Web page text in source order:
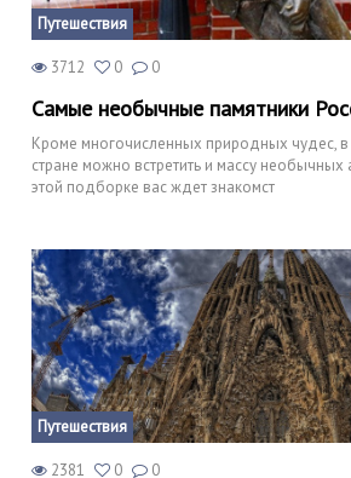
Путешествия
3712 0 0
Самые необычные памятники
Кроме многочисленных природных чудес,
стране можно встретить и массу необычных
этой подборке вас ждет знакомст
Путешествия
2381 0 0